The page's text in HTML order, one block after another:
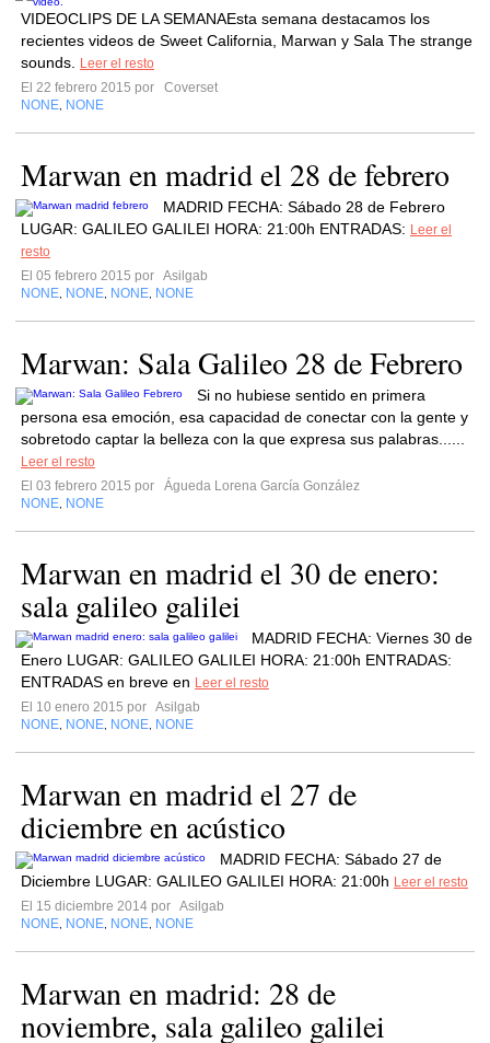
VIDEOCLIPS DE LA SEMANAEsta semana destacamos los
recientes videos de Sweet California, Marwan y Sala The strange
sounds.
Leer el resto
El 22 febrero 2015 por
Coverset
NONE NONE
MADRID FECHA: Sábado 28 de Febrero
LUGAR: GALILEO GALILEI HORA: 21:00h ENTRADAS: Leer el
resto
El 05 febrero 2015 por Asilgab
NONE NONE NONE NONE
Marwan: Sala Galileo 28 de Febrero
Si no hubiese sentido en primera
persona esa emoción, esa capacidad de conectar con la gente y
sobretodo captar la belleza con la que expresa sus palabras......
Leer el resto
El 03 febrero 2015 por
Águeda Lorena García González
NONE NONE
Marwan en madrid el 30 de enero:
sala galileo galilei
MADRID FECHA: Viernes 30 de
Enero LUGAR: GALILEO GALILEI HORA: 21:00h ENTRADAS:
ENTRADAS en breve en Leer el resto
El 10 enero 2015 por Asilgab
NONE NONE NONE NONE
Marwan en madrid el 27 de
diciembre en acústico
MADRID FECHA: Sábado 27 de
Diciembre LUGAR: GALILEO GALILEI HORA: 21:00h Leer el resto
El 15 diciembre 2014 por Asilgab
NONE NONE NONE NONE
Marwan en madrid: 28 de
noviembre, sala galileo galilei